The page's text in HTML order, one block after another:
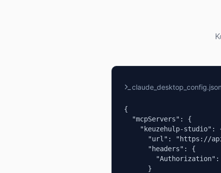
claude_desktop_config.json
{
  "mcpServers": {
"keuzehulp-studio":
"url": "https://
      "headers": {
      }